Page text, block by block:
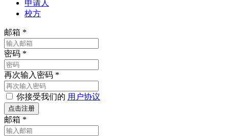
申请人
校方
邮箱 *
密码 *
再次输入密码 *
你接受我们的 用户协议
邮箱 *